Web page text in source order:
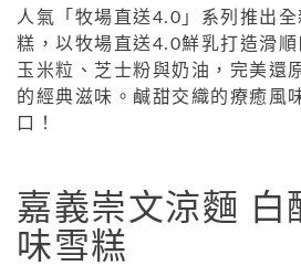
人氣「牧場直送4.0」系列推出
糕，以牧場直送4.0鮮乳打造滑
玉米粒、芝士粉與奶油，完美還
的經典滋味。鹹甜交織的療癒風
口！
嘉義崇文涼麵 白
味雪糕